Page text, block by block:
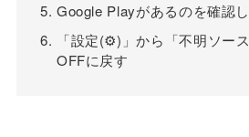
Google Playがあるのを確認
「設定(⚙)」から「不明ソー
OFFに戻す